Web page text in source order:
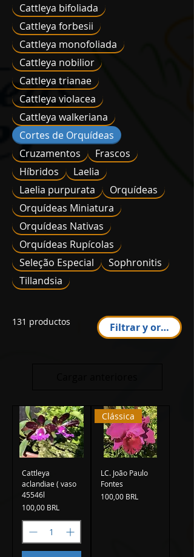
Cattleya bifoliada
Cattleya forbesii
Cattleya monofoliada
Cattleya nobilior
Cattleya trianae
Cattleya violacea
Cattleya walkeriana
Cortes de Orquídeas
Cruzamentos
Frascos
Híbridos
Laelia
Laelia purpurata
Orquídeas
Orquídeas Miniatura
Orquídeas Nativas
Orquídeas Rupícolas
Seleção Especial
Sophronitis
Tillandsia
131 productos Filtrar y ordenar
Cattleya
aclandiae ( vaso
45546l
Precio
100,00 BRL
Clássica
LC. João Paulo
Fontes
Precio
100,00 BRL